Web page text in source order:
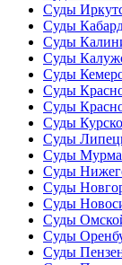
Суды
Суды
Суды
Суды
Суды
Суды
Суды
Суды
Суды
Суды
Суды
Суды
Суды
Суды
Суды
Суды